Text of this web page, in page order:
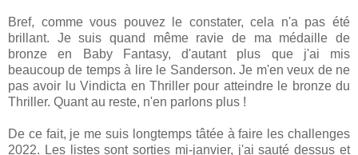
Bref, comme vous pouvez le constater, cela n'a pas été
brillant. Je suis quand même ravie de ma médaille de
bronze en Baby Fantasy, d'autant plus que j'ai mis
beaucoup de temps à lire le Sanderson. Je m'en veux de ne
pas avoir lu Vindicta en Thriller pour atteindre le bronze du
Thriller. Quant au reste, n'en parlons plus !
De ce fait, je me suis longtemps tâtée à faire les challenges
2022. Les listes sont sorties mi-janvier, j'ai sauté dessus et